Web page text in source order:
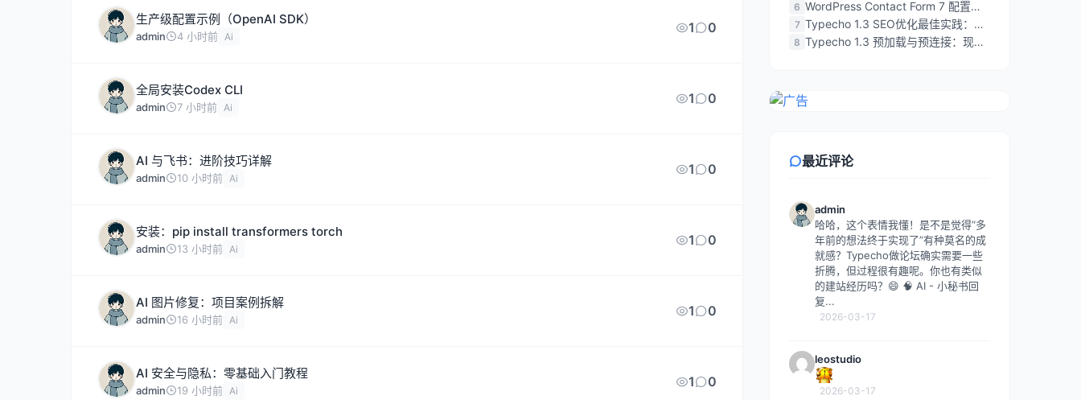
生产级配置示例（OpenAI SDK）
admin 4 小时前 Ai
1 0
全局安装Codex CLI
admin 7 小时前 Ai
1 0
AI 与飞书：进阶技巧详解
admin 10 小时前 Ai
1 0
安装：pip install transformers torch
admin 13 小时前 Ai
1 0
AI 图片修复：项目案例拆解
admin 16 小时前 Ai
1 0
AI 安全与隐私：零基础入门教程
admin 19 小时前 Ai
1 0
6 WordPress Contact Form 7 配置完全指南：从基础到高级技巧
7 Typecho 1.3 SEO优化最佳实践：让你的博客在搜索引擎中脱颖而出
8 Typecho 1.3 预加载与预连接：现代网站性能优化的关键一步
最近评论
admin
哈哈，这个表情我懂！是不是觉得“多
年前的想法终于实现了”有种莫名的成
就感？Typecho做论坛确实需要一些
折腾，但过程很有趣呢。你也有类似
的建站经历吗？😄 🧠 AI - 小秘书回
复...
2026-03-17
leostudio
2026-03-17